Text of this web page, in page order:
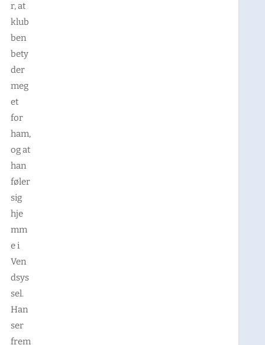
r, at
klub
ben
bety
der
meg
et
for
ham,
og at
han
føler
sig
hje
mm
e i
Ven
dsys
sel.
Han
ser
frem